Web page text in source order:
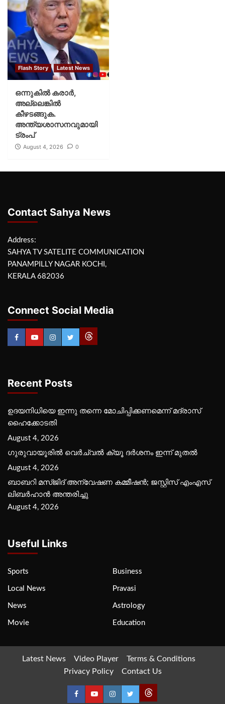
Flash Story Latest News
ഒന്നുകില്‍ കരാര്‍,
അല്ലെങ്കില്‍
കീഴടങ്ങുക.
അന്ത്യശാസനവുമായി
ട്രംപ്
August 4, 2026 0
Contact Sahya News
Address:
SAHYA TV SATELITE COMMUNICATION
PANAMPILLY NAGAR KOCHI,
KERALA 682036
Connect Social Media
Recent Posts
ഉദയനിധിയെ ഇന്നു തന്നെ മോചിപ്പിക്കണമെന്ന് മദ്രാസ്
ഹൈക്കോടതി
August 4, 2026
ഗുരുവായൂരില്‍ വെര്‍ച്വല്‍ ക്യൂ ദര്‍ശനം ഇന്ന് മുതല്‍
August 4, 2026
ബാബറി മസ്ജിദ് അന്വേഷണ കമ്മീഷന്‍; ജസ്റ്റിസ് എംഎസ്
ലിബര്‍ഹാന്‍ അന്തരിച്ചു
August 4, 2026
Useful Links
Sports Business
Local News Pravasi
News Astrology
Movie Education
Latest News Video Player
Terms & Conditions
Privacy Policy
Contact Us